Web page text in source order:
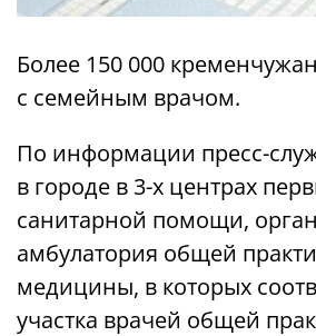
Более 150 000
с семейным врачом.
По информации пресс-
в городе в 3-х центрах
санитарной помощи,
амбулатория общей
медицины, в которых
участка врачей общей